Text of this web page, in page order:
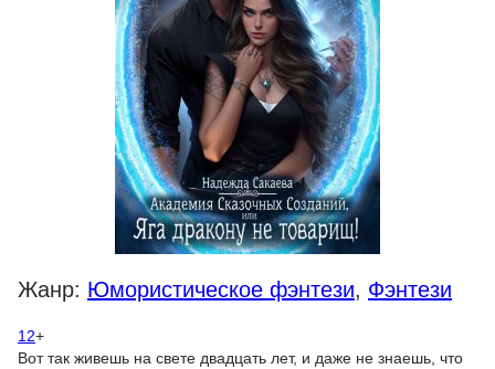
Жанр: Юмористическое фэнтези, Фэнтези
12+
Вот так живешь на свете двадцать лет, и даже не знаешь, что